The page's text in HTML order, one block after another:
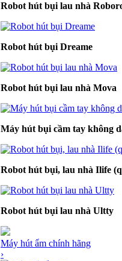
Robot hút bụi lau nhà
Robot hút bụi Dreame
Robot hút bụi lau nhà Mova
Máy hút bụi cầm tay không
Robot hút bụi, lau nhà Ilife
Robot hút bụi lau nhà Ultty
Máy hút ẩm chính hãng
›